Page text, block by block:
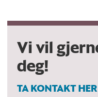
Vi vil
deg!
TA KONTAKT HER